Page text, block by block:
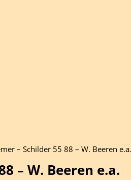
– Schilder 55 88 – W. Beeren e.a.
– W. Beeren e.a.